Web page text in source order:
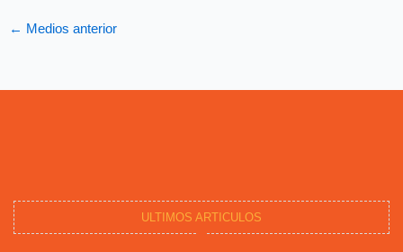
← Medios anterior
ULTIMOS ARTICULOS